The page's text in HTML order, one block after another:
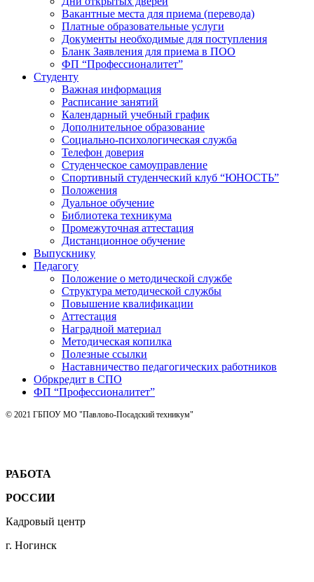
Вакантные места для приема (перевода)
Платные образовательные услуги
Документы необходимые для поступления
Бланк Заявления для приема в ПОО
ФП “Профессионалитет”
Студенту
Важная информация
Расписание занятий
Календарный учебный график
Дополнительное образование
Социально-психологическая служба
Телефон доверия
Студенческое самоуправление
Спортивный студенческий клуб “ЮНОСТЬ”
Положения
Дуальное обучение
Библиотека техникума
Промежуточная аттестация
Дистанционное обучение
Выпускнику
Педагогу
Положение о методической службе
Структура методической службы
Повышение квалификации
Аттестация
Наградной материал
Методическая копилка
Полезные ссылки
Наставничество педагогических работников
Обркредит в СПО
ФП “Профессионалитет”
© 2021 ГБПОУ МО "Павлово-Посадский техникум"
РАБОТА
РОССИИ
Кадровый центр
г. Ногинск